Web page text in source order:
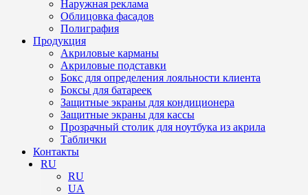
Наружная реклама
Облицовка фасадов
Полиграфия
Продукция
Акриловые карманы
Акриловые подставки
Бокс для определения лояльности клиента
Боксы для батареек
Защитные экраны для кондиционера
Защитные экраны для кассы
Прозрачный столик для ноутбука из акрила
Таблички
Контакты
RU
RU
UA